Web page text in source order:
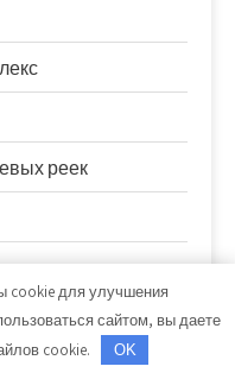
реек
cookie для улучшения
сайтом, вы даете
cookie.
OK